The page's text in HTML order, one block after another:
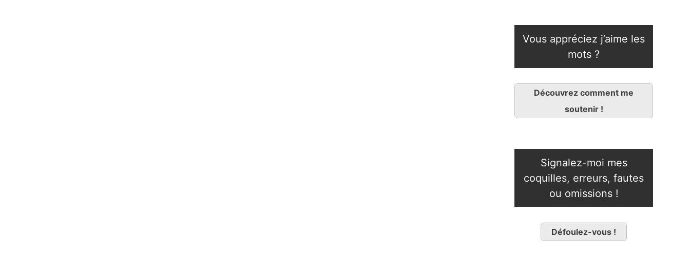
Vous appréciez j’aime les
mots ?
Découvrez comment me
soutenir !
Signalez-moi mes
coquilles, erreurs, fautes
ou omissions !
Défoulez-vous !